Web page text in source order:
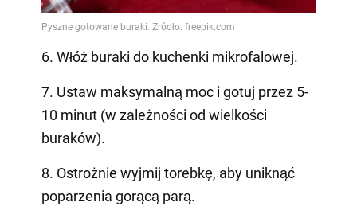
6. Włóż buraki do kuchenki mikrofalowej.
7. Ustaw maksymalną moc i gotuj przez 5-
10 minut (w zależności od wielkości
buraków).
8. Ostrożnie wyjmij torebkę, aby uniknąć
poparzenia gorącą parą.